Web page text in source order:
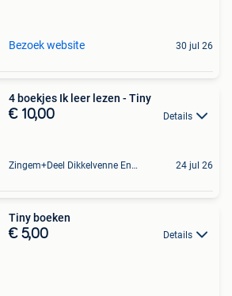
Bezoek website 30 jul 26
4 boekjes Ik leer lezen - Tiny
€ 10,00 Details
Zingem+Deel Dikkelvenne En Nederzwalm-Hermelgem 24 jul 26
Tiny boeken
€ 5,00 Details